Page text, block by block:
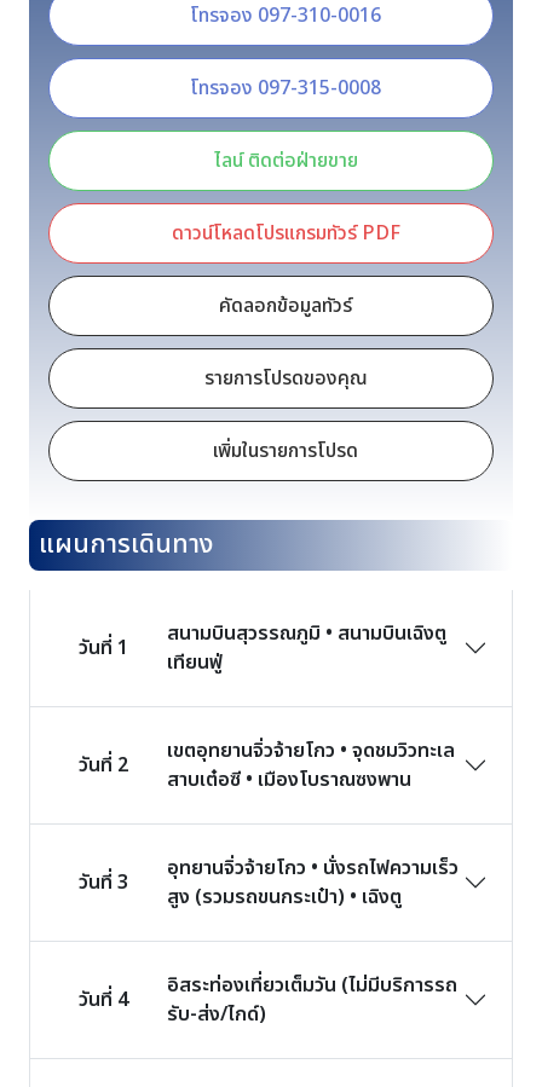
โทรจอง 097-310-0016
โทรจอง 097-315-0008
ไลน์ ติดต่อฝ่ายขาย
ดาวน์โหลดโปรแกรมทัวร์ PDF
คัดลอกข้อมูลทัวร์
รายการโปรดของคุณ
เพิ่มในรายการโปรด
แผนการเดินทาง
วันที่ 1
สนามบินสุวรรณภูมิ • สนามบินเฉิงตู
เทียนฟู่
วันที่ 2
เขตอุทยานจิ่วจ้ายโกว • จุดชมวิวทะเล
สาบเต๋อซี • เมืองโบราณซงพาน
วันที่ 3
อุทยานจิ่วจ้ายโกว • นั่งรถไฟความเร็ว
สูง (รวมรถขนกระเป๋า) • เฉิงตู
วันที่ 4
อิสระท่องเที่ยวเต็มวัน (ไม่มีบริการรถ
รับ-ส่ง/ไกด์)